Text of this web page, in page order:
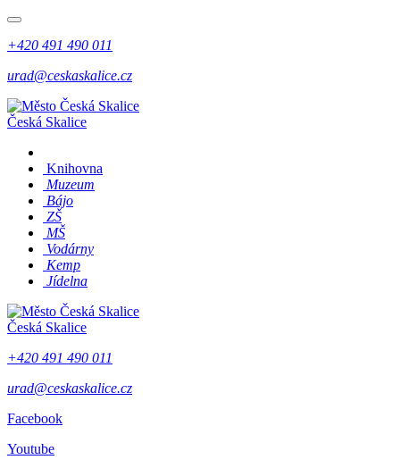
+420 491 490 011
urad@ceskaskalice.cz
Česká Skalice
Knihovna
Muzeum
Bájo
ZŠ
MŠ
Vodárny
Kemp
Jídelna
Česká Skalice
+420 491 490 011
urad@ceskaskalice.cz
Facebook
Youtube